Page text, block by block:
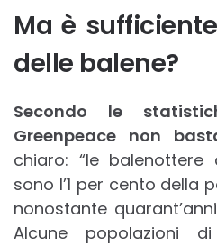
Ma è
delle balene?
Secondo le
Greenpeace non
chiaro: “le balenottere
sono l’1 per cento della
nonostante
Alcune popolazioni